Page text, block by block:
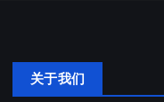
关于我们